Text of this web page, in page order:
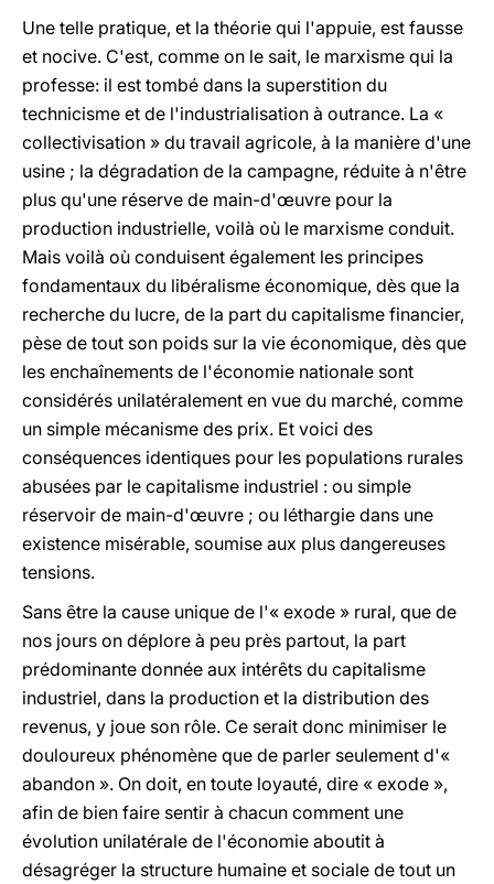
Une telle pratique, et la théorie qui l'appuie, est fausse
et nocive. C'est, comme on le sait, le marxisme qui la
professe: il est tombé dans la superstition du
technicisme et de l'industrialisation à outrance. La «
collectivisation » du travail agricole, à la manière d'une
usine ; la dégradation de la campagne, réduite à n'être
plus qu'une réserve de main-d'œuvre pour la
production industrielle, voilà où le marxisme conduit.
Mais voilà où conduisent également les principes
fondamentaux du libéralisme économique, dès que la
recherche du lucre, de la part du capitalisme financier,
pèse de tout son poids sur la vie économique, dès que
les enchaînements de l'économie nationale sont
considérés unilatéralement en vue du marché, comme
un simple mécanisme des prix. Et voici des
conséquences identiques pour les populations rurales
abusées par le capitalisme industriel : ou simple
réservoir de main-d'œuvre ; ou léthargie dans une
existence misérable, soumise aux plus dangereuses
tensions.
Sans être la cause unique de l'« exode » rural, que de
nos jours on déplore à peu près partout, la part
prédominante donnée aux intérêts du capitalisme
industriel, dans la production et la distribution des
revenus, y joue son rôle. Ce serait donc minimiser le
douloureux phénomène que de parler seulement d'«
abandon ». On doit, en toute loyauté, dire « exode »,
afin de bien faire sentir à chacun comment une
évolution unilatérale de l'économie aboutit à
désagréger la structure humaine et sociale de tout un